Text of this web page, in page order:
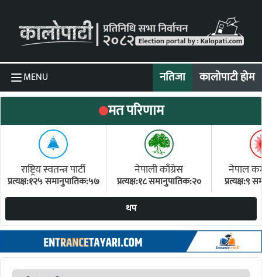
MENU नतिजा कालोपाटी होम
मत परिणाम
राष्ट्रिय स्वतन्त्र पार्टी
प्रत्यक्ष:१२५ समानुपातिक:५७
नेपाली काँग्रेस
प्रत्यक्ष:१८ समानुपातिक:२०
नेपाल
प्रत्यक्ष:९
थप